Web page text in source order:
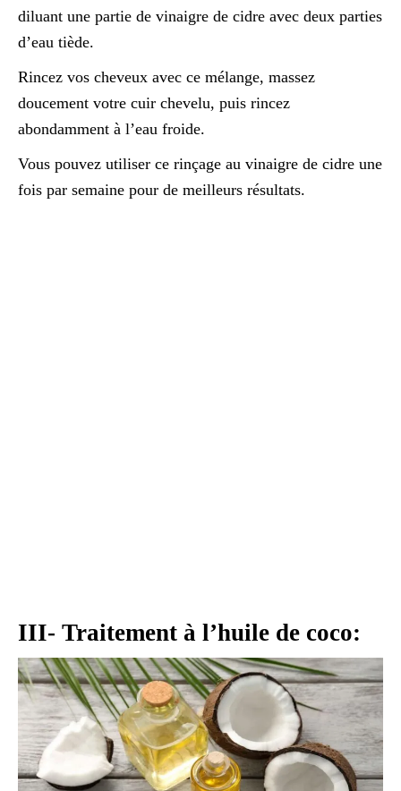
diluant une partie de vinaigre de cidre avec deux parties
d’eau tiède.
Rincez vos cheveux avec ce mélange, massez
doucement votre cuir chevelu, puis rincez
abondamment à l’eau froide.
Vous pouvez utiliser ce rinçage au vinaigre de cidre une
fois par semaine pour de meilleurs résultats.
III- Traitement à l’huile de coco: